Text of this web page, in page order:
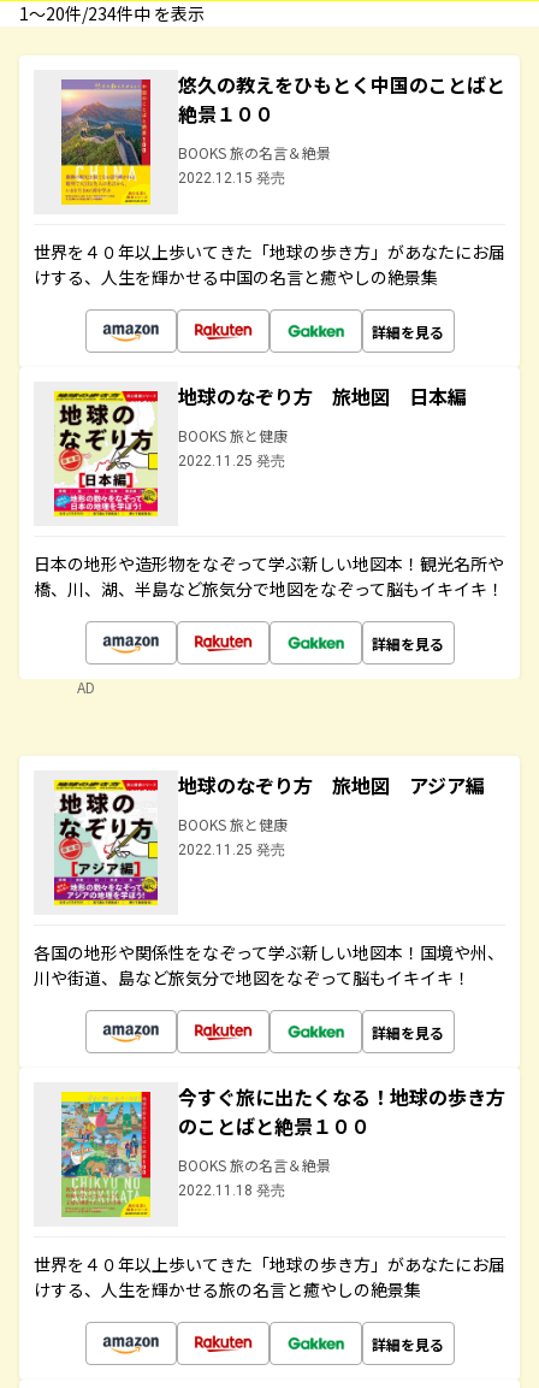
1〜20件/234件中 を表示
悠久の教えをひもとく中国のことばと
絶景１００
BOOKS 旅の名言＆絶景
2022.12.15 発売
世界を４０年以上歩いてきた「地球の歩き方」があなたにお届
けする、人生を輝かせる中国の名言と癒やしの絶景集
詳細を見る
地球のなぞり方 旅地図 日本編
BOOKS 旅と健康
2022.11.25 発売
日本の地形や造形物をなぞって学ぶ新しい地図本！観光名所や
橋、川、湖、半島など旅気分で地図をなぞって脳もイキイキ！
詳細を見る
AD
地球のなぞり方 旅地図 アジア編
BOOKS 旅と健康
2022.11.25 発売
各国の地形や関係性をなぞって学ぶ新しい地図本！国境や州、
川や街道、島など旅気分で地図をなぞって脳もイキイキ！
詳細を見る
今すぐ旅に出たくなる！地球の歩き方
のことばと絶景１００
BOOKS 旅の名言＆絶景
2022.11.18 発売
世界を４０年以上歩いてきた「地球の歩き方」があなたにお届
けする、人生を輝かせる旅の名言と癒やしの絶景集
詳細を見る